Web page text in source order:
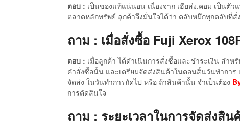
ตอบ : เป็นของแท้แน่นอน เนื่องจาก เฮียส่ง.คอม เป็นตั
ตลาดหลักทรัพย์ ลูกค้าจึงมั่นใจได้ว่า ตลับหมึกทุกตลับที่
ถาม : เมื่อสั่งซื้อ Fuji Xerox
ตอบ : เมื่อลูกค้า ได้ดำเนินการสั่งซื้อและชำระเงิน สำห
คำสั่งซื้อนั้น และเตรียมจัดส่งสินค้าในตอนสิ้นวันทำการ
จัดส่ง ในวันทำการถัดไป หรือ ถ้าสินค้านั้น จำเป็นต้อง
การตัดสินใจ
ถาม : ระยะเวลาในการจัดส่งสิ